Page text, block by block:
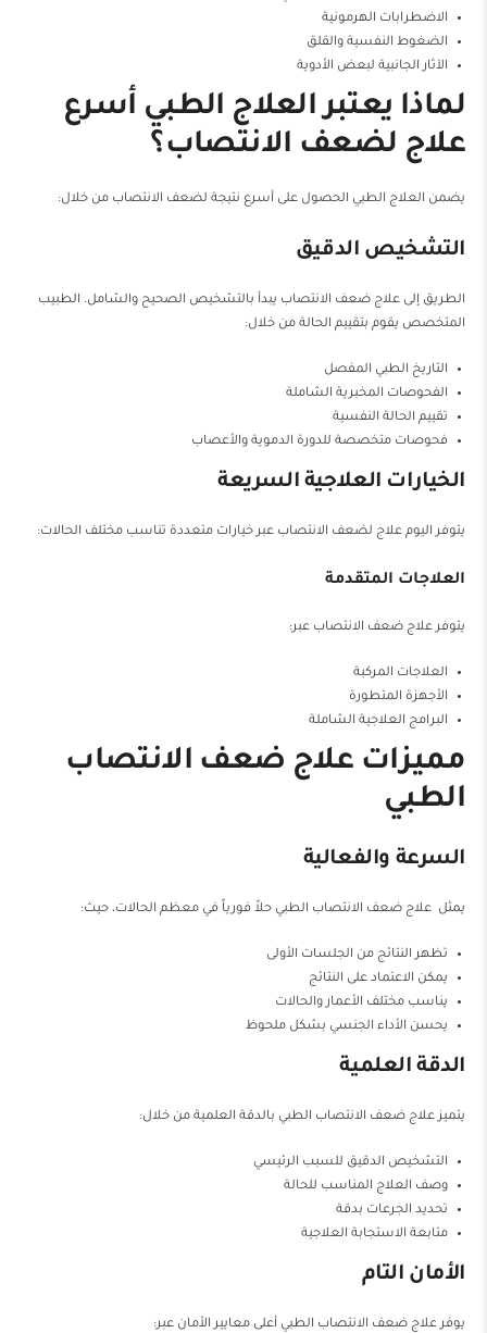
الاضطرابات الهرمونية
الضغوط النفسية والقلق
الآثار الجانبية لبعض الأدوية
لماذا يعتبر العلاج الطبي أسرع
علاج لضعف الانتصاب؟
يضمن العلاج الطبي الحصول على أسرع نتيجة لضعف الانتصاب من خلال:
التشخيص الدقيق
الطريق إلى علاج ضعف الانتصاب يبدأ بالتشخيص الصحيح والشامل. الطبيب
المتخصص يقوم بتقييم الحالة من خلال:
التاريخ الطبي المفصل
الفحوصات المخبرية الشاملة
تقييم الحالة النفسية
فحوصات متخصصة للدورة الدموية والأعصاب
الخيارات العلاجية السريعة
يتوفر اليوم علاج لضعف الانتصاب عبر خيارات متعددة تناسب مختلف الحالات:
العلاجات المتقدمة
يتوفر علاج ضعف الانتصاب عبر:
العلاجات المركبة
الأجهزة المتطورة
البرامج العلاجية الشاملة
مميزات علاج ضعف الانتصاب
الطبي
السرعة والفعالية
يمثل علاج ضعف الانتصاب الطبي حلاً فورياً في معظم الحالات، حيث:
تظهر النتائج من الجلسات الأولى
يمكن الاعتماد على النتائج
يناسب مختلف الأعمار والحالات
يحسن الأداء الجنسي بشكل ملحوظ
الدقة العلمية
يتميز علاج ضعف الانتصاب الطبي بالدقة العلمية من خلال:
التشخيص الدقيق للسبب الرئيسي
وصف العلاج المناسب للحالة
تحديد الجرعات بدقة
متابعة الاستجابة العلاجية
الأمان التام
يوفر علاج ضعف الانتصاب الطبي أعلى معايير الأمان عبر: